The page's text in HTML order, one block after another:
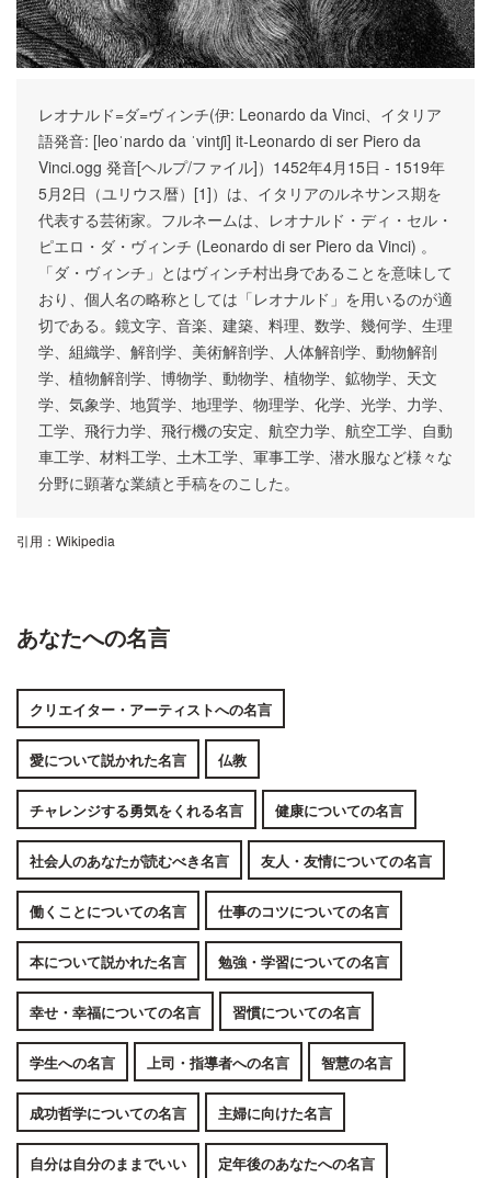
レオナルド=ダ=ヴィンチ(伊: Leonardo da Vinci、イタリア
語発音: [leoˈnardo da ˈvintʃi] it-Leonardo di ser Piero da
Vinci.ogg 発音[ヘルプ/ファイル]）1452年4月15日 - 1519年
5月2日（ユリウス暦）[1]）は、イタリアのルネサンス期を
代表する芸術家。フルネームは、レオナルド・ディ・セル・
ピエロ・ダ・ヴィンチ (Leonardo di ser Piero da Vinci) 。
「ダ・ヴィンチ」とはヴィンチ村出身であることを意味して
おり、個人名の略称としては「レオナルド」を用いるのが適
切である。鏡文字、音楽、建築、料理、数学、幾何学、生理
学、組織学、解剖学、美術解剖学、人体解剖学、動物解剖
学、植物解剖学、博物学、動物学、植物学、鉱物学、天文
学、気象学、地質学、地理学、物理学、化学、光学、力学、
工学、飛行力学、飛行機の安定、航空力学、航空工学、自動
車工学、材料工学、土木工学、軍事工学、潜水服など様々な
分野に顕著な業績と手稿をのこした。
引用： Wikipedia
あなたへの名言
クリエイター・アーティストへの名言
愛について説かれた名言 仏教
チャレンジする勇気をくれる名言 健康についての名言
社会人のあなたが読むべき名言 友人・友情についての名言
働くことについての名言 仕事のコツについての名言
本について説かれた名言 勉強・学習についての名言
幸せ・幸福についての名言 習慣についての名言
学生への名言 上司・指導者への名言 智慧の名言
成功哲学についての名言 主婦に向けた名言
自分は自分のままでいい 定年後のあなたへの名言